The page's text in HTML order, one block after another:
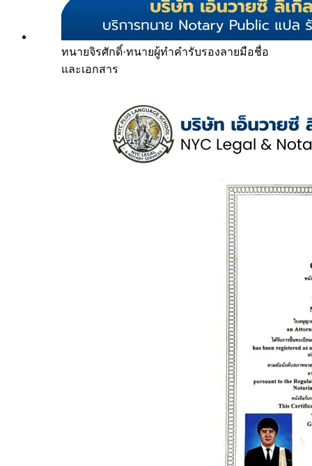
ทนายจิรศักดิ์·ทนายผู้ทำคำรับรองลายมือชื่อ
และเอกสาร